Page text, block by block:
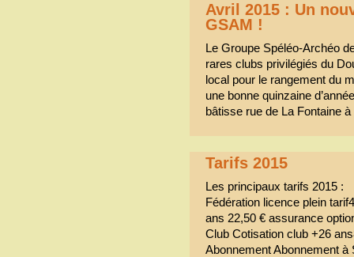
Avril 2015 : Un
GSAM !
Le Groupe Spéléo-Archéo
rares clubs privilégiés du
local pour le rangement du
une bonne quinzaine
bâtisse rue de La Fontaine
Tarifs 2015
Les principaux tarifs 2015 :
Fédération licence plein
ans 22,50 € assurance
Club Cotisation club +26
Abonnement Abonnement